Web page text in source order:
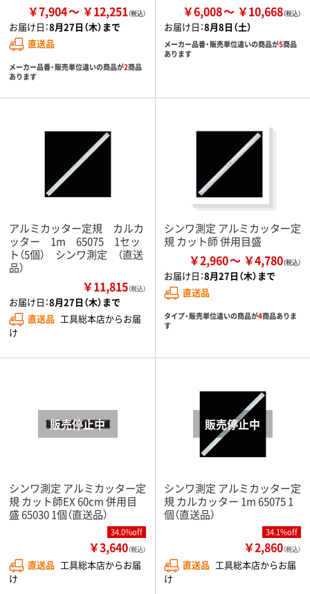
￥7,904 ￥12,251
お届け日：8月27日（木）まで
直送品
メーカー品番・販売単位違いの商品が2商品
あります
￥6,008 ￥10,668
お届け日：8月8日（土）
メーカー品番・販売単位違いの商品が5商品
あります
アルミカッター定規 カルカ
ッター 1m 65075 1セッ
ト（5個） シンワ測定 （直送
品）
￥11,815（税込）
お届け日：8月27日（木）まで
直送品 工具総本店からお届
け
シンワ測定 アルミカッター定
規 カット師 併用目盛
￥2,960 ￥4,780
お届け日：8月27日（木）まで
直送品
タイプ・販売単位違いの商品が4商品ありま
す
シンワ測定 アルミカッター定
規 カット師EX 60cm 併用目
盛 65030 1個（直送品）
34.0%off
￥3,640（税込）
直送品 工具総本店からお届
け
シンワ測定 アルミカッター定
規 カルカッター 1m 65075 1
個（直送品）
34.1%off
￥2,860（税込）
直送品 工具総本店からお届
け